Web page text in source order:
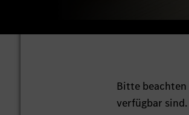
Bitte beachten
verfügbar sind.